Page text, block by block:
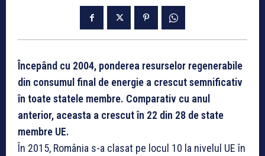
Începând cu 2004, ponderea resurselor regenerabile
din consumul final de energie a crescut semnificativ
în toate statele membre. Comparativ cu anul
anterior, aceasta a crescut în 22 din 28 de state
membre UE.
În 2015, România s-a clasat pe locul 10 la nivelul UE în